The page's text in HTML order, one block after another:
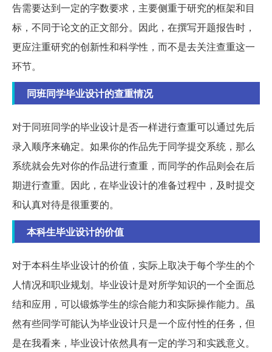
告需要达到一定的字数要求，主要侧重于研究的框架和目
标，不同于论文的正文部分。因此，在撰写开题报告时，
更应注重研究的创新性和科学性，而不是去关注查重这一
环节。
同班同学毕业设计的查重情况
对于同班同学的毕业设计是否一样进行查重可以通过先后
录入顺序来确定。如果你的作品先于同学提交系统，那么
系统就会先对你的作品进行查重，而同学的作品则会在后
期进行查重。因此，在毕业设计的准备过程中，及时提交
和认真对待是很重要的。
本科生毕业设计的价值
对于本科生毕业设计的价值，实际上取决于每个学生的个
人情况和职业规划。毕业设计是对所学知识的一个全面总
结和应用，可以锻炼学生的综合能力和实际操作能力。虽
然有些同学可能认为毕业设计只是一个应付性的任务，但
是在我看来，毕业设计依然具有一定的学习和实践意义。